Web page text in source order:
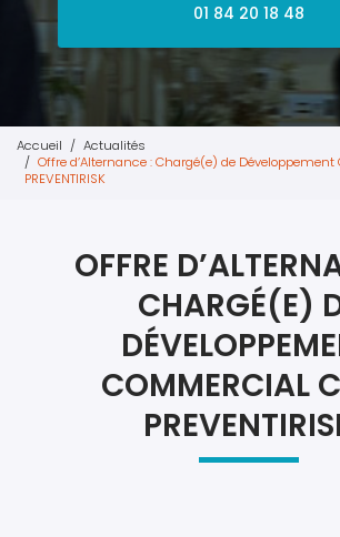
01 84 20 18 48
Accueil
Actualités
Offre d’Alternance : Chargé(e) de
PREVENTIRISK
OFFRE
CHARGÉ(E)
COMMERCIAL